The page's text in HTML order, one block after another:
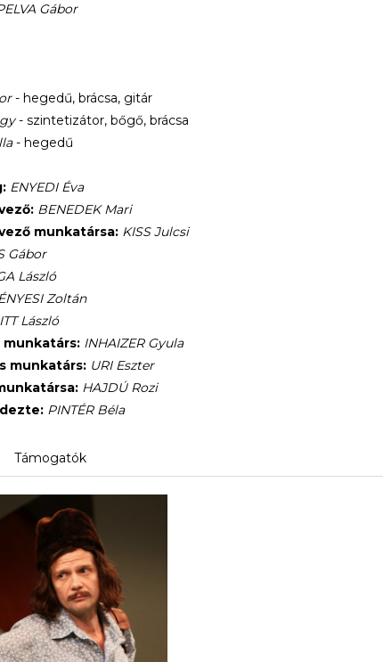
Gábor
- hegedű, brácsa, gitár
- szintetizátor, bőgő, brácsa
- hegedű
ENYEDI Éva
BENEDEK Mari
munkatársa: KISS Julcsi
Gábor
László
Zoltán
László
munkatárs: INHAIZER Gyula
munkatárs: URI Eszter
HAJDÚ Rozi
PINTÉR Béla
Támogatók